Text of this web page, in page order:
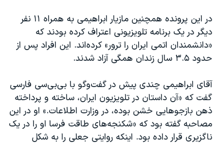
در این پرونده همچنین مازیار ابراهیمی به همراه ۱۱ نفر
دیگر در یک برنامه تلویزیونی اعتراف کرده بودند که
«دانشمندان اتمی ایران را ترور» کرده‌اند. این افراد پس از
حدود ۳.۵ سال زندان همگی آزاد شدند.
آقای ابراهیمی چندی پیش در گفت‌وگو با بی‌بی‌سی فارسی
گفت که «آن داستان در تلویزیون ایران، ساخته و پرداخته
ذهن بازجوهایی خشن بوده، در وزارت اطلاعات.» او در این
مصاحبه گفته بود که «شکنجه‌های طاقت فرسا او را در یک
ناگزیری قرار داده بود. اینکه روایتی جعلی را به شکل